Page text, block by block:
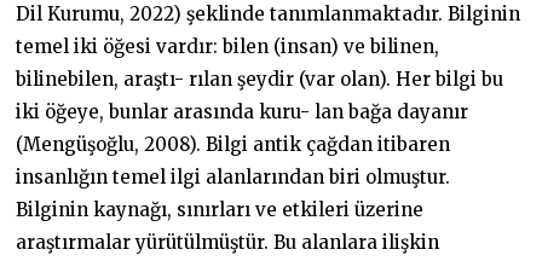
Dil Kurumu, 2022) şeklinde tanımlanmaktadır. Bilginin
temel iki öğesi vardır: bilen (insan) ve bilinen,
bilinebilen, araştı- rılan şeydir (var olan). Her bilgi bu
iki öğeye, bunlar arasında kuru- lan bağa dayanır
(Mengüşoğlu, 2008). Bilgi antik çağdan itibaren
insanlığın temel ilgi alanlarından biri olmuştur.
Bilginin kaynağı, sınırları ve etkileri üzerine
araştırmalar yürütülmüştür. Bu alanlara ilişkin